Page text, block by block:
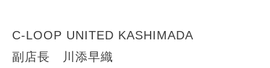
C-LOOP UNITED KASHIMADA
副店長 川添早織